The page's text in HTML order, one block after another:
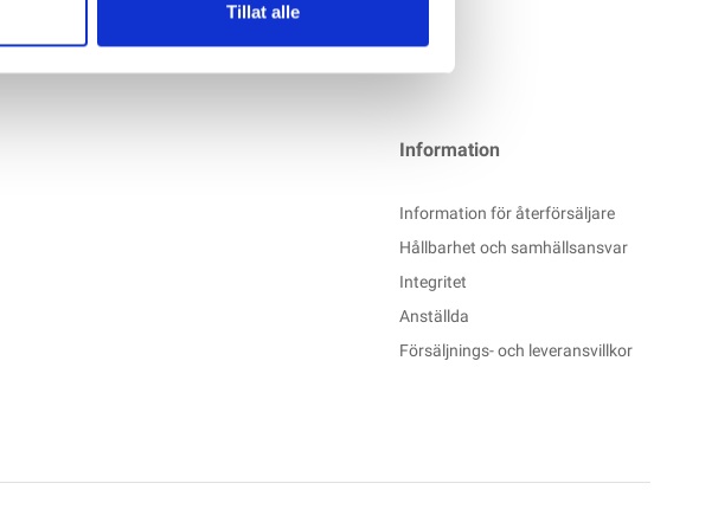
Tillat alle
Information
Information för återförsäljare
Hållbarhet och samhällsansvar
Integritet
Anställda
Försäljnings- och leveransvillkor